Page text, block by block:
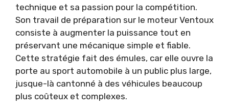
technique et sa passion pour la compétition.
Son travail de préparation sur le moteur Ventoux
consiste à augmenter la puissance tout en
préservant une mécanique simple et fiable.
Cette stratégie fait des émules, car elle ouvre la
porte au sport automobile à un public plus large,
jusque-là cantonné à des véhicules beaucoup
plus coûteux et complexes.